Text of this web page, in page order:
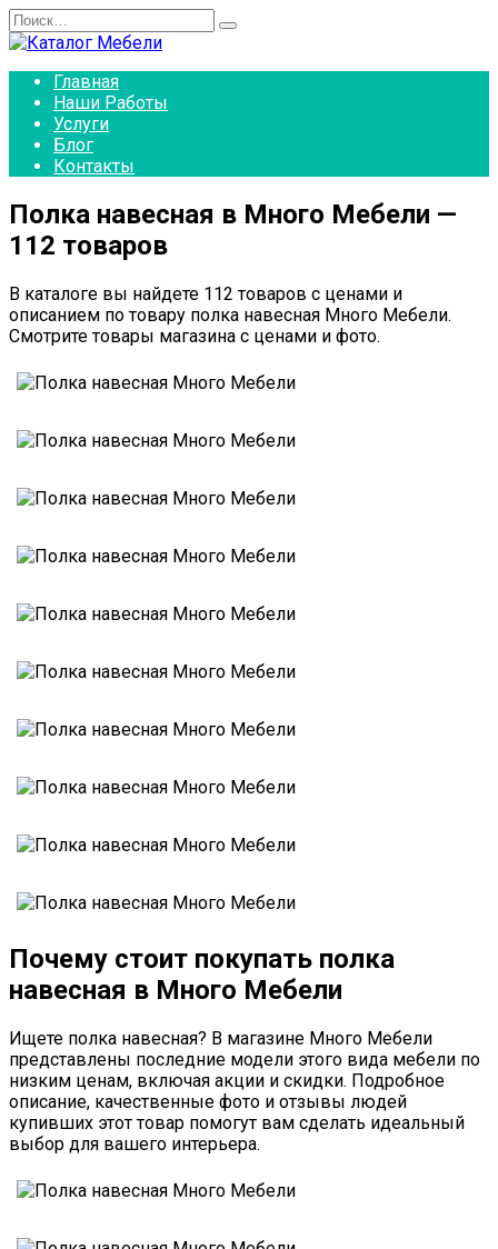
Перейти
к
Search
for:
Главная
Наши Работы
Услуги
Блог
Контакты
Полка навесная в Много Мебели —
112 товаров
В каталоге вы найдете 112 товаров с ценами и
описанием по товару полка навесная Много Мебели.
Смотрите товары магазина с ценами и фото.
Почему стоит покупать полка
навесная в Много Мебели
Ищете полка навесная? В магазине Много Мебели
представлены последние модели этого вида мебели по
низким ценам, включая акции и скидки. Подробное
описание, качественные фото и отзывы людей
купивших этот товар помогут вам сделать идеальный
выбор для вашего интерьера.